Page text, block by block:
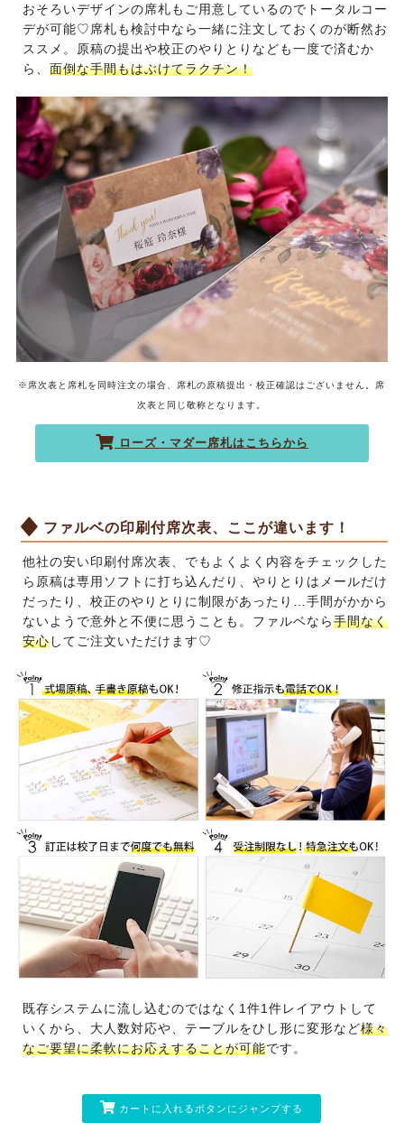
おそろいデザインの席札もご用意しているのでトータルコー
デが可能♡席札も検討中なら一緒に注文しておくのが断然お
ススメ。原稿の提出や校正のやりとりなども一度で済むか
ら、 面倒な手間もはぶけてラクチン！
※席次表と席札を同時注文の場合、席札の原稿提出・校正確認はございません。席
次表と同じ敬称となります。
ローズ・マダー席札はこちらから
ファルベの印刷付席次表、ここが違います！
他社の安い印刷付席次表、でもよくよく内容をチェックした
ら原稿は専用ソフトに打ち込んだり、やりとりはメールだけ
だったり、校正のやりとりに制限があったり…手間がかから
ないようで意外と不便に思うことも。ファルベなら手間なく
安心してご注文いただけます♡
既存システムに流し込むのではなく1件1件レイアウトして
いくから、大人数対応や、テーブルをひし形に変形など様々
なご要望に柔軟にお応えすることが可能です。
カートに入れるボタンにジャンプする